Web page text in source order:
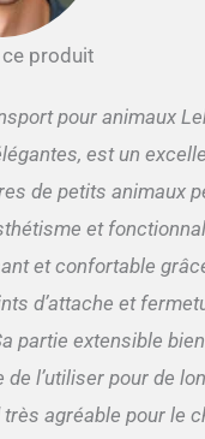
animal peut
permettent à
d'entrer et de
extensible doux
votre animal de
voyages.
sac à dos pour
300D
qualité,
compagnie.
produit
pour animaux
est un
de petits animaux
et
et confortable
d’attache et
partie extensible
l’utiliser pour de
agréable pour le